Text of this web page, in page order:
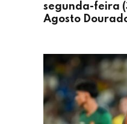
segunda-feira
Agosto